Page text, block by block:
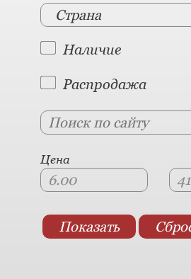
Страна
Наличие
Распродажа
Цена